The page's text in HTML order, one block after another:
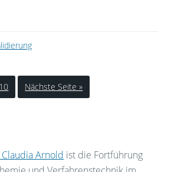
10 Nächste Seite »
Claudia Arnold ist die Fortführung